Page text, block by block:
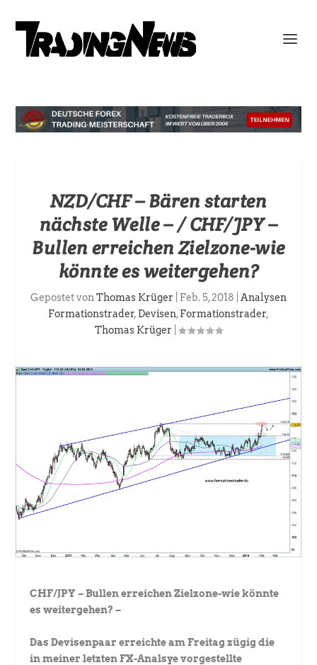
NZD/CHF – Bären starten
nächste Welle – / CHF/JPY –
Bullen erreichen Zielzone-wie
könnte es weitergehen?
Gepostet vonThomas Krüger Feb. 5, 2018
Analysen
Formationstrader, Devisen,Formationstrader,
Thomas Krüger
CHF/JPY – Bullen erreichen Zielzone-wie könnte
es weitergehen? –
Das Devisenpaar erreichte am Freitag zügig die
in meiner letzten FX-Analsye vorgestellte